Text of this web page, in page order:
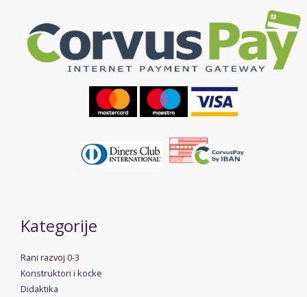
Kategorije
Rani razvoj 0-3
Konstruktori i kocke
Didaktika